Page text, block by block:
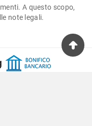
A questo scopo,
note legali.